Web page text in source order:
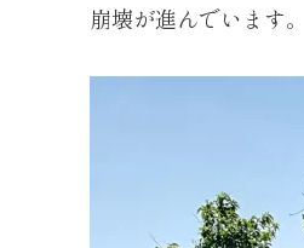
崩壊が進んでいます。